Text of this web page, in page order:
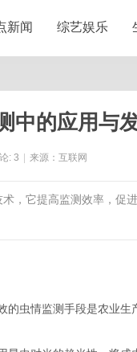
新闻 综艺娱乐
中的应用与
: 3 来源：互联网
，它提高监测效率，促
的虫情监测手段是农业生